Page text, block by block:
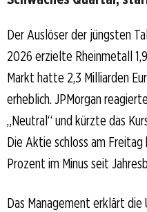
Der Auslöser der jüngsten
2026 erzielte Rheinmetall
Markt hatte 2,3 Milliarden
erheblich. JPMorgan
„Neutral“ und kürzte das
Die Aktie schloss am Freitag
Prozent im Minus seit
Das Management erklärt